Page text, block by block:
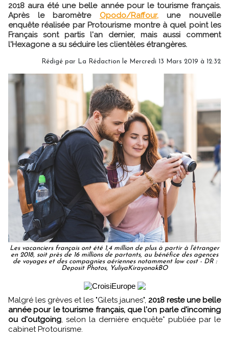
2018 aura été une belle année pour le tourisme français.
Après le baromètre Opodo/Raffour,une nouvelle
enquête réalisée par Protourisme montre à quel point les
Français sont partis l'an dernier, mais aussi comment
l'Hexagone a su séduire les clientèles étrangères.
Rédigé par La Rédaction le Mercredi 13 Mars 2019 à 12:32
Les vacanciers français ont été 1,4 million de plus à partir à l’étranger
en 2018, soit près de 16 millions de partants, au bénéfice des agences
de voyages et des compagnies aériennes notamment low cost - DR :
Deposit Photos, YuliyaKirayonakBO
Malgré les grèves et les "Gilets jaunes", 2018 reste une belle
année pour le tourisme français, que l'on parle d'incoming
ou d'outgoing, selon la dernière enquête* publiée par le
cabinet Protourisme.